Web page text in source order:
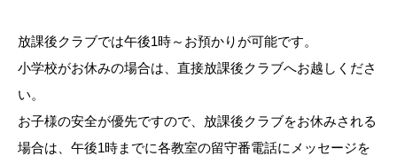
放課後クラブでは午後1時～お預かりが可能です。
小学校がお休みの場合は、直接放課後クラブへお越しくださ
い。
お子様の安全が優先ですので、放課後クラブをお休みされる
場合は、午後1時までに各教室の留守番電話にメッセージを